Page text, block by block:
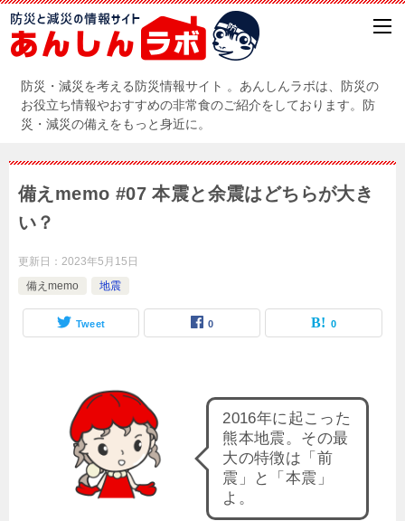
防災・減災を考える防災情報サイト 。あんしんラボは、防災の
お役立ち情報やおすすめの非常食のご紹介をしております。防
災・減災の備えをもっと身近に。
備えmemo #07 本震と余震はどちらが大き
い？
更新日： 2023年5月15日
備えmemo
地震
Tweet 0 0
2016年に起こった
熊本地震。その最
大の特徴は「前
震」と「本震」
よ。